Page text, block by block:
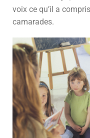
voix ce qu’il a
camarades.